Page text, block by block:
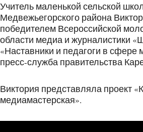
Учитель маленькой сельской
Медвежьегорского района
победителем Всероссийской
области медиа и журналистики
«Наставники и педагоги в сфере
пресс-служба правительства
Виктория представляла проект
медиамастерская».